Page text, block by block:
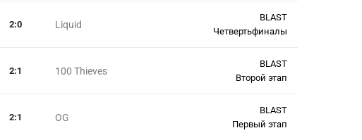
Liquid
2:0
BLAST
Четвертьфиналы
100 Thieves
2:1
BLAST
Второй этап
OG
2:1
BLAST
Первый этап